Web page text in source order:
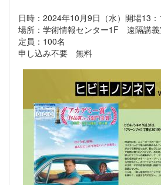
日時：2024年10月9日（水）開場13
場所：学術情報センター1F 遠隔講義
定員：100名
申し込み不要 無料